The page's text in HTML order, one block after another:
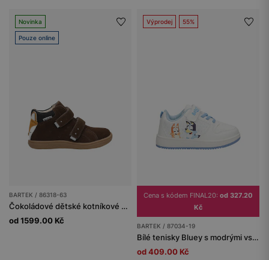
Novinka
Pouze online
BARTEK / 86318-63
Čokoládové dětské kotníkové boty s liškou BARTEK 86318-63
od 1599.00 Kč
Výprodej 55%
Cena s kódem FINAL20: od 327.20
Kč
BARTEK / 87034-19
Bílé tenisky Bluey s modrými vsadkami BARTEK 87034-19
od 409.00 Kč